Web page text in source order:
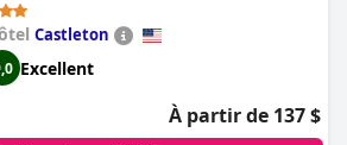
Castleton
Excellent
À partir de 137 $